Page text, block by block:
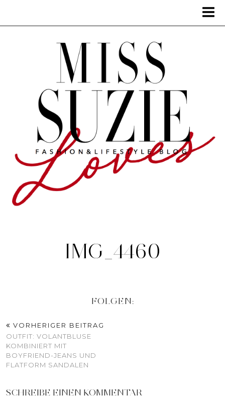
IMG_4460
FOLGEN:
VORHERIGER BEITRAG
OUTFIT: VOLANTBLUSE
KOMBINIERT MIT
BOYFRIEND-JEANS UND
FLATFORM SANDALEN
SCHREIBE EINEN KOMMENTAR